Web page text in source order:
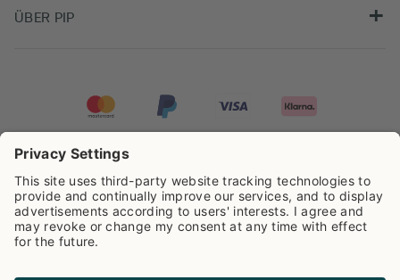
ÜBER PIP